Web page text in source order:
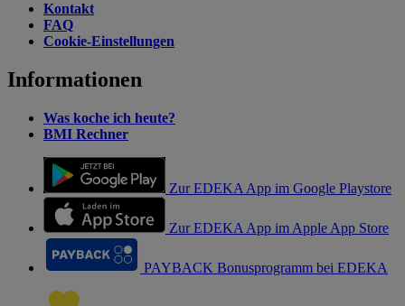
Kontakt
FAQ
Cookie-Einstellungen
Informationen
Was koche ich heute?
BMI Rechner
Zur EDEKA App im Google Playstore
Zur EDEKA App im Apple App Store
PAYBACK Bonusprogramm bei EDEKA